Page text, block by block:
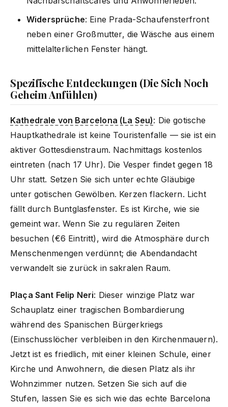
Widersprüche: Eine Prada-Schaufensterfront
neben einer Großmutter, die Wäsche aus einem
mittelalterlichen Fenster hängt.
Spezifische Entdeckungen (Die Sich Noch
Geheim Anfühlen)
Kathedrale von Barcelona (La Seu): Die gotische
Hauptkathedrale ist keine Touristenfalle — sie ist ein
aktiver Gottesdienstraum. Nachmittags kostenlos
eintreten (nach 17 Uhr). Die Vesper findet gegen 18
Uhr statt. Setzen Sie sich unter echte Gläubige
unter gotischen Gewölben. Kerzen flackern. Licht
fällt durch Buntglasfenster. Es ist Kirche, wie sie
gemeint war. Wenn Sie zu regulären Zeiten
besuchen (€6 Eintritt), wird die Atmosphäre durch
Menschenmengen verdünnt; die Abendandacht
verwandelt sie zurück in sakralen Raum.
Plaça Sant Felip Neri: Dieser winzige Platz war
Schauplatz einer tragischen Bombardierung
während des Spanischen Bürgerkriegs
(Einschusslöcher verbleiben in den Kirchenmauern).
Jetzt ist es friedlich, mit einer kleinen Schule, einer
Kirche und Anwohnern, die diesen Platz als ihr
Wohnzimmer nutzen. Setzen Sie sich auf die
Stufen, lassen Sie es sich wie das echte Barcelona